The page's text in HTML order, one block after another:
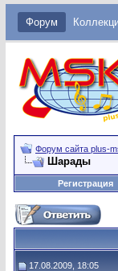
Форум
Форум сайта plus-
Шарады
Регистрация
17.08.2009, 18:05